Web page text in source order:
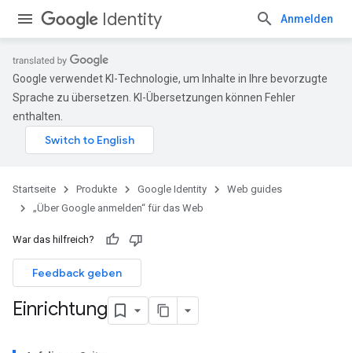
Identity Anmelden
Google verwendet KI-Technologie, um Inhalte in Ihre bevorzugte
Sprache zu übersetzen. KI-Übersetzungen können Fehler
enthalten.
Startseite Produkte Google Identity
Web guides
„Über Google anmelden“ für das Web
War das hilfreich?
Feedback geben
Einrichtung